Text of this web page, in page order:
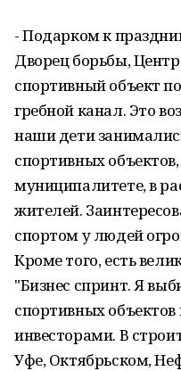
- Подарком к
Дворец борьбы,
спортивный объект
гребной канал. Это
наши дети
спортивных
муниципалитете, в
жителей.
спортом у людей
Кроме того, есть
"Бизнес спринт. Я
спортивных
инвесторами. В
Уфе, Октябрьском,